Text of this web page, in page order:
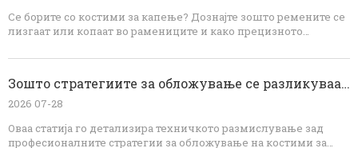
конзистентност на производството. За развој на костими за
капење OEM, раниот технички преглед е најефикасниот
корекции на големото производство.
Се борите со костими за капење? Дознајте зошто ремените се
лизгаат или копаат во рамениците и како прецизното
Dongguan Abely Fashion Co., Ltd. обезбедува експертски OEM
протоколите за монтирање за совршен производ за костими
за капење.
Зошто стратегиите за обложување се разликуваат за темни наспроти светли костими за капење
2026 07-28
Оваа статија го детализира техничкото размислување зад
професионалните стратегии за обложување на костими за